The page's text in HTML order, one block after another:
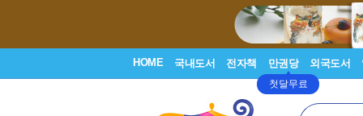
HOME 국내도서 전자책 만권당
첫달무료
외국도서